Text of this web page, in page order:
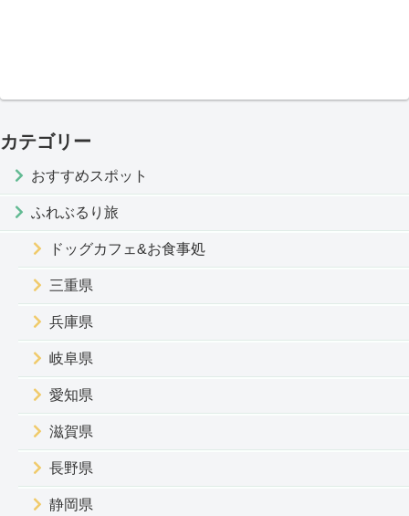
カテゴリー
おすすめスポット
ふれぶるり旅
ドッグカフェ&お食事処
三重県
兵庫県
岐阜県
愛知県
滋賀県
長野県
静岡県